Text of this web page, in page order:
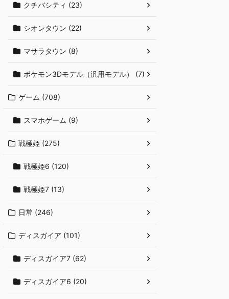
クチバシティ (23)
シオンタウン (22)
マサラタウン (8)
ポケモン3Dモデル（汎用モデル） (7)
ゲーム (708)
スマホゲーム (9)
戦極姫 (275)
戦極姫6 (120)
戦極姫7 (13)
日常 (246)
ディスガイア (101)
ディスガイア7 (62)
ディスガイア6 (20)